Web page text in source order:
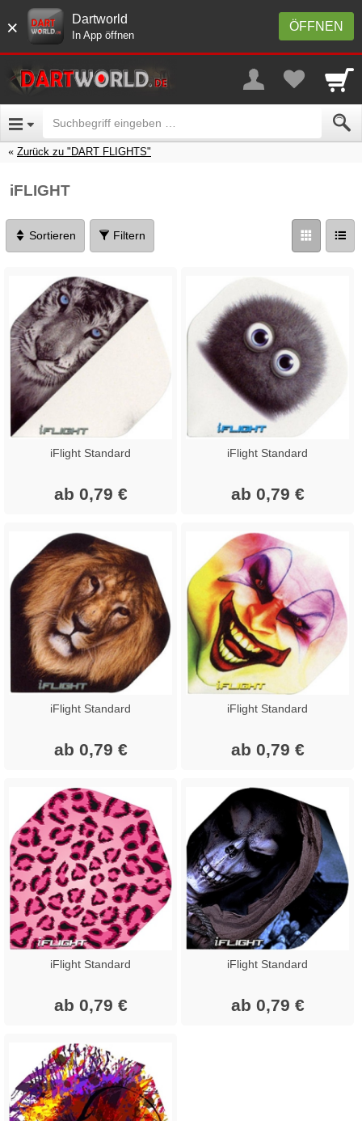
× ÖFFNEN
Dartworld
In App öffnen
Zurück zu "DART FLIGHTS"
iFLIGHT
Sortieren Filtern
iFlight Standard
ab 0,79 €
iFlight Standard
ab 0,79 €
iFlight Standard
ab 0,79 €
iFlight Standard
ab 0,79 €
iFlight Standard
ab 0,79 €
iFlight Standard
ab 0,79 €